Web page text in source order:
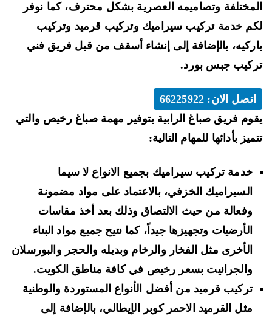
بوردوتصاميمه العصرية بشكل محترف، كما نوفر
خدمة تركيب سيراميك وتركيب قرميد وتركيب
بالإضافة إلى إنشاء أسقف من قبل فريق فني
جبس بورد.
اتصل الان: 66225922
فريق صباغ الرابية بتوفير مهمة صباغ رخيص والتي
بأدائها للمهام التالية:
خدمة تركيب سيراميك بجميع الانواع لا سيما
السيراميك الخزفي، بالاعتماد على مواد مضمونة
وفعالة من حيث الالتصاق وذلك بعد أخذ مقاسات
الأرضيات وتجهيزها جيداً، كما نتيح جميع مواد البناء
الأخرى مثل الفخار والرخام وبديله والحجر والبورسلان
والجرانيت بسعر رخيص في كافة مناطق الكويت.
تركيب قرميد من أفضل الأنواع المستوردة والوطنية
مثل القرميد الاحمر كوبر الإيطالي، بالإضافة إلى